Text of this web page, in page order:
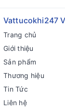
Vattucokhi247
Trang chủ
Giới thiệu
Sản phẩm
Thương hiệu
Tin Tức
Liên hệ